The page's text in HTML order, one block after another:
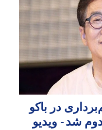
در باکو
شد - ویدیو